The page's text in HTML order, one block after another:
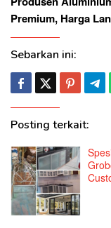
Premium, Harga
Sebarkan ini:
Posting terkait: